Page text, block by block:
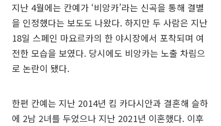
지난 4월에는 칸예가 ‘비앙카’라는 신곡을 통해 결별
을 인정했다는 보도도 나왔다. 하지만 두 사람은 지난
18일 스페인 마요르카의 한 야시장에서 포착되며 여
전한 모습을 보였다. 당시에도 비앙카는 노출 차림으
로 논란이 됐다.
한편 칸예는 지난 2014년 킴 카다시안과 결혼해 슬하
에 2남 2녀를 두었으나 지난 2021년 이혼했다. 이후